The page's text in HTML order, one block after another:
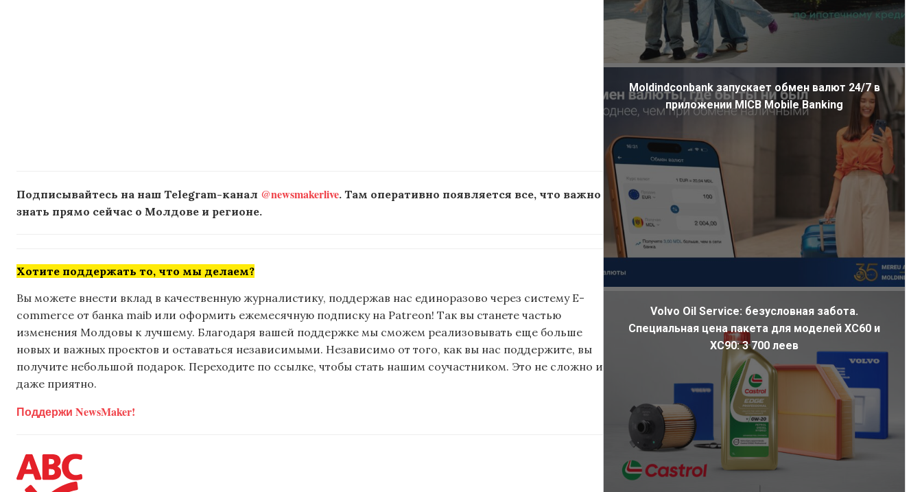
Подписывайтесь на наш Telegram-канал @newsmakerlive. Там оперативно появляется все, что важно
знать прямо сейчас о Молдове и регионе.
Хотите поддержать то, что мы делаем?
Вы можете внести вклад в качественную журналистику, поддержав нас единоразово через систему E-
commerce от банка maib или оформить ежемесячную подписку на Patreon! Так вы станете частью
изменения Молдовы к лучшему. Благодаря вашей поддержке мы сможем реализовывать еще больше
новых и важных проектов и оставаться независимыми. Независимо от того, как вы нас поддержите, вы
получите небольшой подарок. Переходите по ссылке, чтобы стать нашим соучастником. Это не сложно и
даже приятно.
Поддержи NewsMaker!
Moldindconbank запускает обмен валют 24/7 в
приложении MICB Mobile Banking
Volvo Oil Service: безусловная забота.
Специальная цена пакета для моделей XC60 и
XC90: 3 700 леев